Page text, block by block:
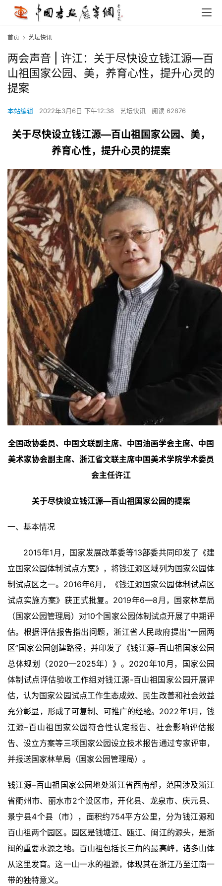
首页 艺坛快讯
两会声音 | 许江：关于尽快设立钱江源—百
山祖国家公园、美，养育心性，提升心灵的
提案
本站编辑 2022年3月6日 下午12:38 艺坛快讯 阅读 62876
关于尽快设立钱江源—百山祖国家公园、美，
养育心性，提升心灵的提案
全国政协委员、中国文联副主席、中国油画学会主席、中国
美术家协会副主席、浙江省文联主席中国美术学院学术委员
会主任许江
关于尽快设立钱江源—百山祖国家公园的提案
一、基本情况
2015年1月，国家发展改革委等13部委共同印发了《建
立国家公园体制试点方案》，将钱江源区域列为国家公园体
制试点区之一。2016年6月，《钱江源国家公园体制试点区
试点实施方案》获正式批复。2019年6—8月，国家林草局
（国家公园管理局）对10个国家公园体制试点开展了中期评
估。根据评估报告指出问题，浙江省人民政府提出“一园两
区”国家公园创建路径，并印发了《钱江源–百山祖国家公园
总体规划（2020—2025年）》。2020年10月，国家公园
体制试点评估验收工作组对钱江源-百山祖国家公园开展评
估，认为国家公园试点工作生态成效、民生改善和社会效益
充分彰显，形成了可复制、可推广的经验。2022年1月，钱
江源–百山祖国家公园符合性认定报告、社会影响评估报
告、设立方案等三项国家公园设立技术报告通过专家评审，
并报送国家林草局（国家公园管理局）。
钱江源–百山祖国家公园地处浙江省西南部，范围涉及浙江
省衢州市、丽水市2个设区市，开化县、龙泉市、庆元县、
景宁县4个县（市），面积约754平方公里，分为钱江源和
百山祖两个园区。园区是钱塘江、瓯江、闽江的源头，是浙
闽的重要水源之地。百山祖包括长三角的最高峰，诸多山体
从这里发育。这一山一水的祖源，体现其在浙江乃至江南一
带的独特意义。